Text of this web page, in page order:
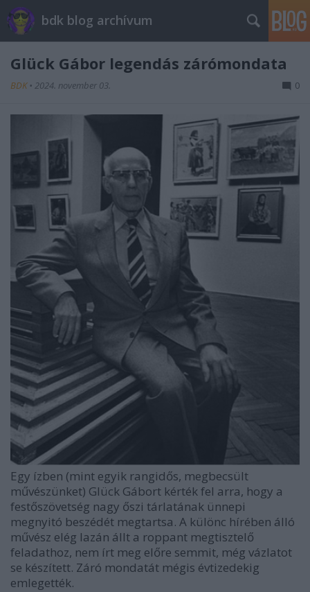
bdk blog archívum
Glück Gábor legendás zárómondata
BDK • 2024. november 03. 0
Egy ízben (mint egyik rangidős, megbecsült
művészünket) Glück Gábort kérték fel arra, hogy a
festőszövetség nagy őszi tárlatának ünnepi
megnyitó beszédét megtartsa. A különc hírében álló
művész elég lazán állt a roppant megtisztelő
feladathoz, nem írt meg előre semmit, még vázlatot
se készített. Záró mondatát mégis évtizedekig
emlegették.